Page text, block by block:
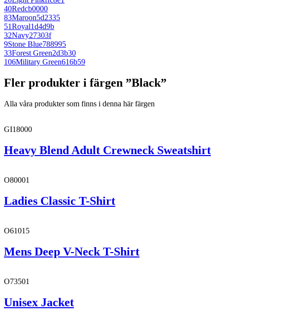
40Redcb0000
83Maroon5d2335
51Royal1d4d9b
32Navy27303f
9Stone Blue788995
33Forest Green2d3b30
106Military Green616b59
Fler produkter i färgen ”Black”
Alla våra produkter som finns i denna här färgen
GI18000
Heavy Blend Adult Crewneck Sweatshirt
O80001
Ladies Classic T-Shirt
O61015
Mens Deep V-Neck T-Shirt
O73501
Unisex Jacket